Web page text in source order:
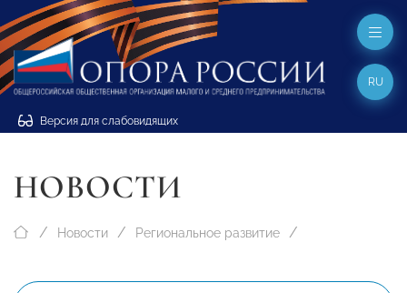
Версия для слабовидящих
RU
НОВОСТИ
Новости Региональное развитие